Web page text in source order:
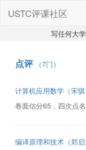
USTC评课社区
写任何大
点评（7门）
计算机应用数学（宋骐
卷面估分65，四次点
编译原理和技术（郑启